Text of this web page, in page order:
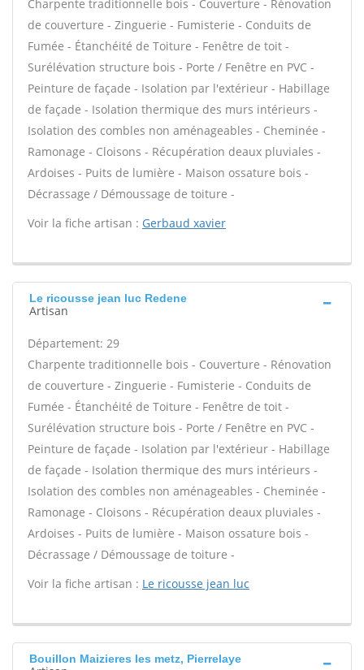
Charpente traditionnelle bois - Couverture - Rénovation
de couverture - Zinguerie - Fumisterie - Conduits de
Fumée - Étanchéité de Toiture - Fenêtre de toit -
Surélévation structure bois - Porte / Fenêtre en PVC -
Peinture de façade - Isolation par l'extérieur - Habillage
de façade - Isolation thermique des murs intérieurs -
Isolation des combles non aménageables - Cheminée -
Ramonage - Cloisons - Récupération deaux pluviales -
Ardoises - Puits de lumière - Maison ossature bois -
Décrassage / Démoussage de toiture -
Voir la fiche artisan : Gerbaud xavier
Le ricousse jean luc Redene
Artisan
Département: 29
Charpente traditionnelle bois - Couverture - Rénovation
de couverture - Zinguerie - Fumisterie - Conduits de
Fumée - Étanchéité de Toiture - Fenêtre de toit -
Surélévation structure bois - Porte / Fenêtre en PVC -
Peinture de façade - Isolation par l'extérieur - Habillage
de façade - Isolation thermique des murs intérieurs -
Isolation des combles non aménageables - Cheminée -
Ramonage - Cloisons - Récupération deaux pluviales -
Ardoises - Puits de lumière - Maison ossature bois -
Décrassage / Démoussage de toiture -
Voir la fiche artisan : Le ricousse jean luc
Bouillon Maizieres les metz, Pierrelaye